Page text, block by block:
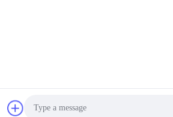
© de Copyright 2021-2026 Shenzhen
Co., Ltd. . Tous droits